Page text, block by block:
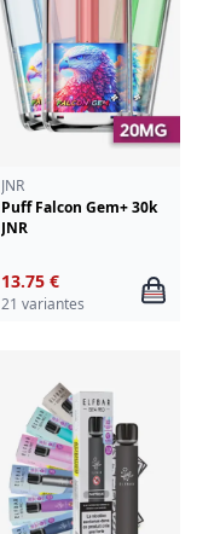
JNR
Puff Falcon Gem+ 30k
JNR
13.75 €
21 variantes